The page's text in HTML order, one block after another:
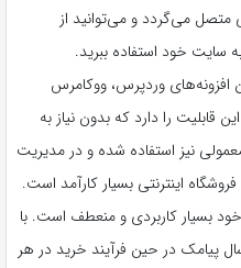
متصل می‌گردد و می‌توانید از
سایت خود استفاده ببرید.
افزونه‌های وردپرس، ووکامرس
قابلیت را دارد که بدون نیاز به
نیز استفاده شده و در مدیریت
اینترنتی بسیار کارآمد است.
بسیار کاربردی و منعطف است. با
پیامک در حین فرآیند خرید در هر